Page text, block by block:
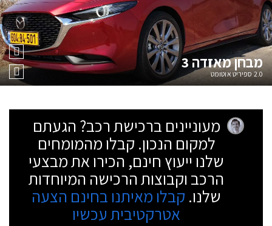
מבחןמאזדה 3
2.0 ספיריט אוטומט
מעוניינים ברכישת רכב? הגעתם
למקום הנכון. קבלו מהמומחים
שלנו ייעוץ חינם, הכירו את מבצעי
הרכב וקבוצות הרכישה המיוחדות
שלנו. קבלו מאיתנו בחינם הצעה
אטרקטיבית עכשיו